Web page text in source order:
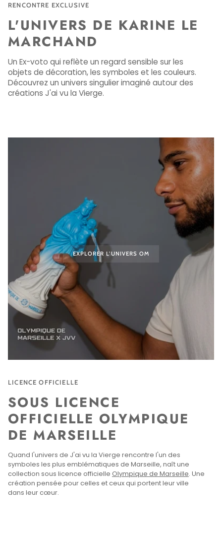
RENCONTRE EXCLUSIVE
L'UNIVERS DE KARINE LE
MARCHAND
Un Ex-voto qui reflète un regard sensible sur les
objets de décoration, les symboles et les couleurs.
Découvrez un univers singulier imaginé autour des
créations J'ai vu la Vierge.
LICENCE OFFICIELLE
SOUS LICENCE
OFFICIELLE OLYMPIQUE
DE MARSEILLE
Quand l'univers de J'ai vu la Vierge rencontre l'un des
symboles les plus emblématiques de Marseille, naît une
collection sous licence officielle Olympique de Marseille. Une
création pensée pour celles et ceux qui portent leur ville
dans leur cœur.
EXPLORER L'UNIVERS OM